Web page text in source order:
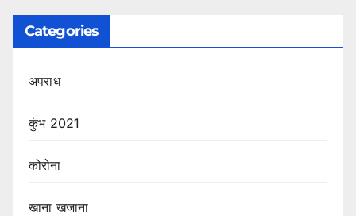
Categories
अपराध
कुंभ 2021
कोरोना
खाना खजाना